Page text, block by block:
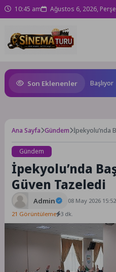
10:45 am Ağustos 6, 2026,
Son Eklenenler
Cup Heyecanı Paris’te Başlıyor
Ana Sayfa Gündem İpekyolu’nda
Gündem
İpekyolu’nda
Güven Tazeledi
Admin 08 May 2026 15:52
21 Görüntüleme 3 dk.